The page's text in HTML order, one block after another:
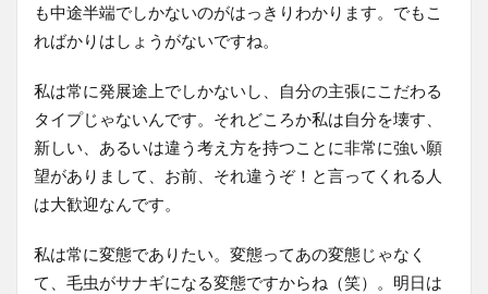
も中途半端でしかないのがはっきりわかります。でもこ
ればかりはしょうがないですね。
私は常に発展途上でしかないし、自分の主張にこだわる
タイプじゃないんです。それどころか私は自分を壊す、
新しい、あるいは違う考え方を持つことに非常に強い願
望がありまして、お前、それ違うぞ！と言ってくれる人
は大歓迎なんです。
私は常に変態でありたい。変態ってあの変態じゃなく
て、毛虫がサナギになる変態ですからね（笑）。明日は